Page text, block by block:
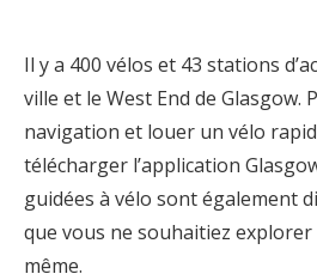
Il y a 400 vélos et 43 stations
ville et le West End de Glasgow.
navigation et louer un vélo
télécharger l’application
guidées à vélo sont également
que vous ne souhaitiez
même.